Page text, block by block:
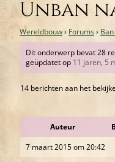
Unban
Wereldbouw› Forums›
Dit onderwerp bevat 28
geüpdatet op 11 jaren, 5
14 berichten aan het
Auteur
7 maart 2015 om 20:42